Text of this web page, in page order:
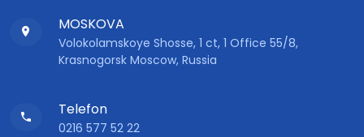
MOSKOVA
Volokolamskoye Shosse, 1 ct, 1 Office 55/8,
Krasnogorsk Moscow, Russia
Telefon
0216 577 52 22